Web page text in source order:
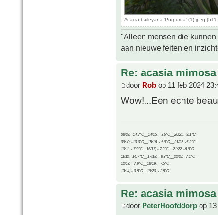
Acacia baileyana 'Purpurea' (1).jpeg
"Alleen mensen die
aan nieuwe feiten en
Re: acasia mimosa
door Rob op 11 feb 2024
Wow!...Een echte
08/09, -14.7°C__14/15, - 3.6°C__20/21, -9.1°C
09/10, -10.0°C__15/16, - 5.9°C__21/22, -5.2°C
10/11, - 7.9°C__16/17, - 7.9°C__21/22, -6.9°C
11/12, -14.7°C__17/18, - 8.3°C__22/23, -7.1°C
12/13, - 7.9°C__18/19, - 7.5°C
13/14, - 0.8°C__19/20, - 2.8°C
Re: acasia mimosa
door PeterHoofddorp op